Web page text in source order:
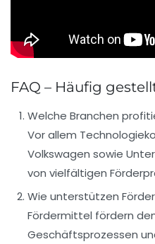
FAQ – Häufig
Welche Branchen
Vor allem
Volkswagen sowie
von vielfältigen
Wie unterstützen
Fördermittel fördern
Geschäftsprozessen